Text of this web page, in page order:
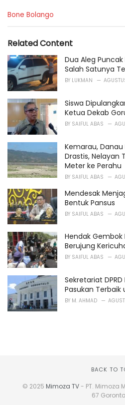
C
e
o
r
i
e
:
Bone Bolango
Related Content
Dua Aleg
Salah Satunya
BY LUKMAN
Siswa
Ketua Dekab
BY SAIFUL ABAS
Kemarau,
Drastis, Nelayan
Meter ke Perahu
BY SAIFUL ABAS
Mendesak
Bentuk Pansus
BY SAIFUL ABAS
Hendak Gembok
Berujung
BY SAIFUL ABAS
Sekretariat
Pasukan Terbaik
BY M. AHMAD
BACK TO
© 2025 Mimoza TV- PT. Mimoza
67